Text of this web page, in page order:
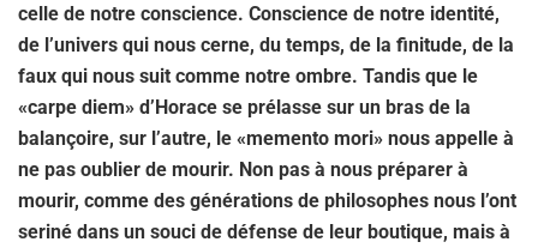
celle de notre conscience. Conscience de notre identité,
de l’univers qui nous cerne, du temps, de la finitude, de la
faux qui nous suit comme notre ombre. Tandis que le
«carpe diem» d’Horace se prélasse sur un bras de la
balançoire, sur l’autre, le «memento mori» nous appelle à
ne pas oublier de mourir. Non pas à nous préparer à
mourir, comme des générations de philosophes nous l’ont
seriné dans un souci de défense de leur boutique, mais à